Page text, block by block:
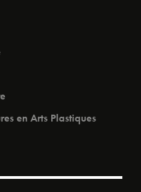
en Arts Plastiques